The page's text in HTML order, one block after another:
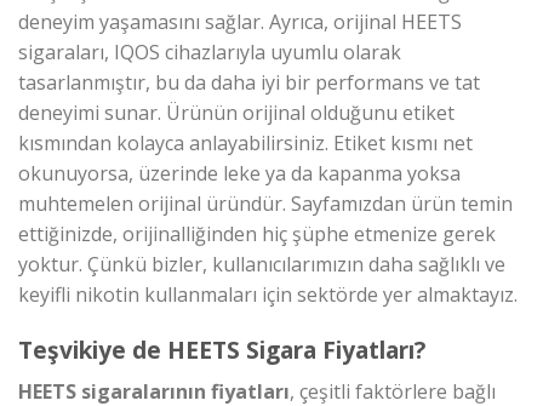
deneyim yaşamasını sağlar. Ayrıca, orijinal HEETS
sigaraları, IQOS cihazlarıyla uyumlu olarak
tasarlanmıştır, bu da daha iyi bir performans ve tat
deneyimi sunar. Ürünün orijinal olduğunu etiket
kısmından kolayca anlayabilirsiniz. Etiket kısmı net
okunuyorsa, üzerinde leke ya da kapanma yoksa
muhtemelen orijinal üründür. Sayfamızdan ürün temin
ettiğinizde, orijinalliğinden hiç şüphe etmenize gerek
yoktur. Çünkü bizler, kullanıcılarımızın daha sağlıklı ve
keyifli nikotin kullanmaları için sektörde yer almaktayız.
Teşvikiye de HEETS Sigara Fiyatları?
HEETS sigaralarının fiyatları, çeşitli faktörlere bağlı